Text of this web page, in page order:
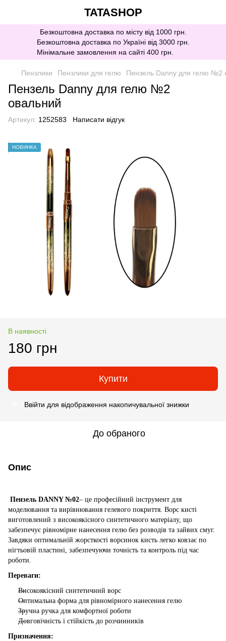
TATASHOP
Безкоштовна доставка по місту від 1000 грн.
Безкоштовна доставка по Україні від 3000 грн.
Мінімальне замовлення на сайті 400 грн.
Пензлики Пензлики для гелю Пензель Danny для гелю №2
Пензель Danny для гелю №2
овальний
Артикул: 1252583 Написати відгук
НОВИНКА
В наявності
180 грн
Купити
Ввійти для відображення накопичувальної знижки
До обраного
Опис
Пензель DANNY №02– це професійний інструмент для
моделювання та вирівнювання гелевого покриття. Ворс кисті
виготовлений з високоякісного синтетичного матеріалу, що
забезпечує рівномірне нанесення гелю без розводів та зайвих смуг.
Завдяки оптимальній жорсткості ворсинок кисть легко ковзає по
нігтьовій пластині, забезпечуючи точність та контроль під час
роботи.
Переваги:
Високоякісний синтетичний ворс
Оптимальна форма для рівномірного нанесення гелю
Зручна ручка для комфортної роботи
Довговічність і стійкість до розчинників
Призначення: